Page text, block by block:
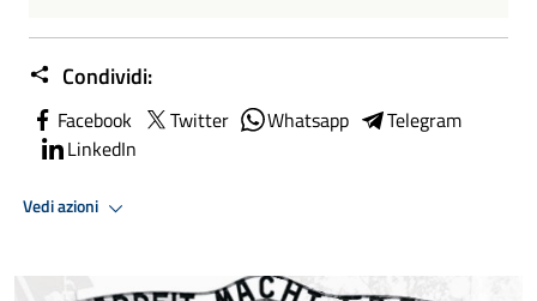
Condividi:
Facebook Twitter Whatsapp
Telegram
LinkedIn
Vedi azioni